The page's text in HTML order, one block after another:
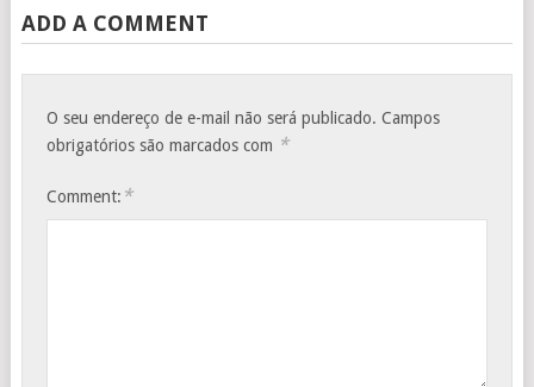
ADD A COMMENT
O seu endereço de e-mail não será publicado. Campos
obrigatórios são marcados com *
Comment: *